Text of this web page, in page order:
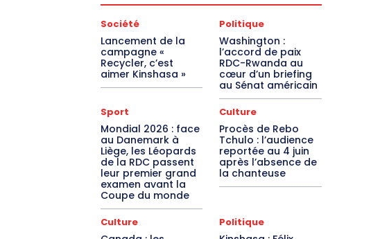
Société
Lancement de la
campagne «
Recycler, c’est
aimer Kinshasa »
Politique
Washington :
l’accord de paix
RDC-Rwanda au
cœur d’un briefing
au Sénat américain
Sport
Mondial 2026 : face
au Danemark à
Liège, les Léopards
de la RDC passent
leur premier grand
examen avant la
Coupe du monde
Culture
Procès de Rebo
Tchulo : l’audience
reportée au 4 juin
après l’absence de
la chanteuse
Culture Politique